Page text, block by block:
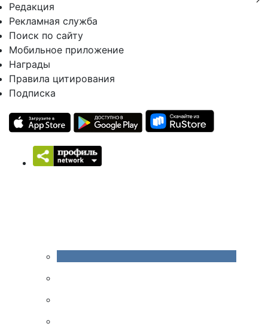
Редакция
Рекламная служба
Поиск по сайту
Мобильное приложение
Награды
Правила цитирования
Подписка